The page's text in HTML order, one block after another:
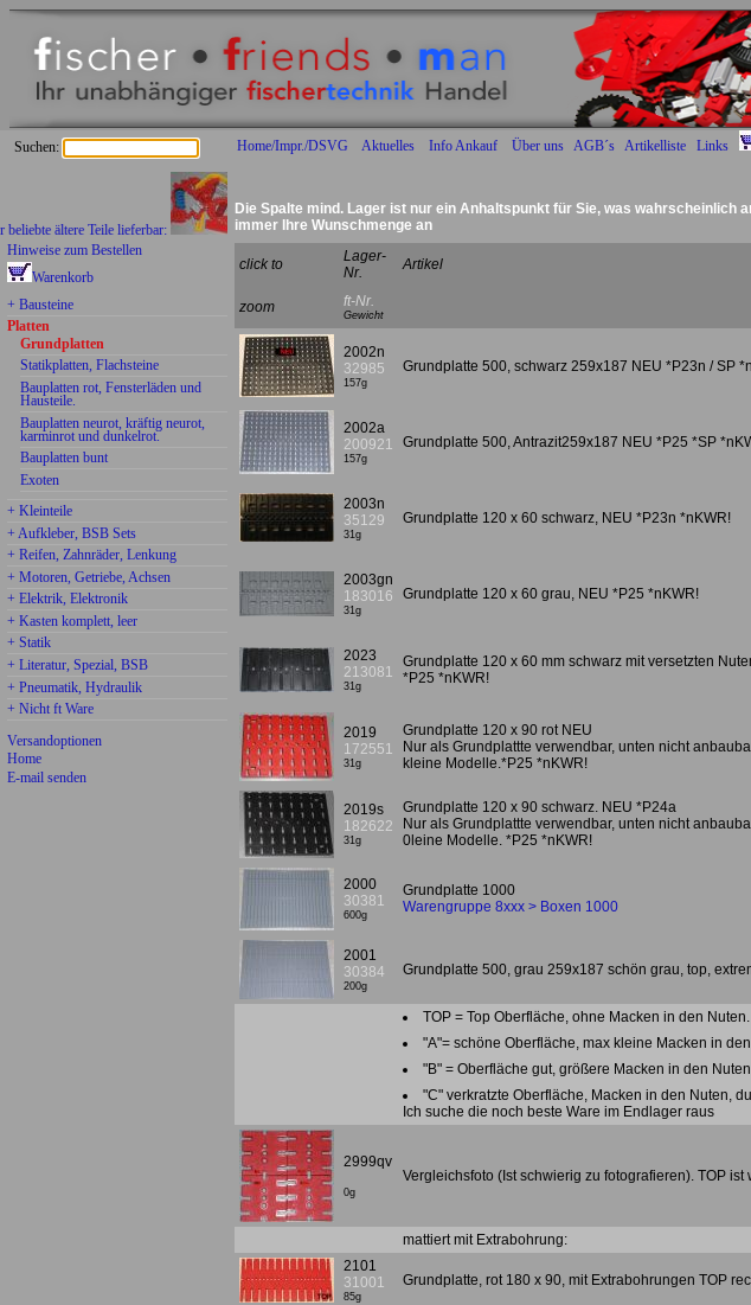
Home/Impr./DSVG Aktuelles Info Ankauf Über uns AGB´s Artikelliste Links
Suchen:
ältere Teile lieferbar:
Hinweise zum Bestellen
Warenkorb
+ Bausteine
Platten
Grundplatten
Statikplatten, Flachsteine
Bauplatten rot, Fensterläden und
Hausteile.
Bauplatten neurot, kräftig neurot,
karminrot und dunkelrot.
Bauplatten bunt
Exoten
+ Kleinteile
+ Aufkleber, BSB Sets
+ Reifen, Zahnräder, Lenkung
+ Motoren, Getriebe, Achsen
+ Elektrik, Elektronik
+ Kasten komplett, leer
+ Statik
+ Literatur, Spezial, BSB
+ Pneumatik, Hydraulik
+ Nicht ft Ware
Versandoptionen
Home
E-mail senden
Die Spalte mind. Lager ist nur ein Anhaltspunkt für Sie, was wahrscheinlich
immer Ihre Wunschmenge an
click to
Lager-
Nr.
Artikel
zoom ft-Nr.
Gewicht
2002n
32985
157g
Grundplatte 500, schwarz 259x187 NEU *P23n / SP
2002a
200921
157g
Grundplatte 500, Antrazit259x187 NEU *P25 *SP
2003n
35129
31g
Grundplatte 120 x 60 schwarz, NEU *P23n *nKWR!
2003gn
183016
31g
Grundplatte 120 x 60 grau, NEU *P25 *nKWR!
2023
213081
31g
Grundplatte 120 x 60 mm schwarz mit versetzten
*P25 *nKWR!
2019
172551
31g
Grundplatte 120 x 90 rot NEU
Nur als Grundplattte verwendbar, unten nicht
kleine Modelle.*P25 *nKWR!
2019s
182622
31g
Grundplatte 120 x 90 schwarz. NEU *P24a
Nur als Grundplattte verwendbar, unten nicht
0leine Modelle. *P25 *nKWR!
2000
30381
600g
Grundplatte 1000
Warengruppe 8xxx > Boxen 1000
2001
30384
200g
Grundplatte 500, grau 259x187 schön grau, top,
TOP = Top Oberfläche, ohne Macken in den
"A"= schöne Oberfläche, max kleine Macken in
"B" = Oberfläche gut, größere Macken in den
"C" verkratzte Oberfläche, Macken in den Nuten,
Ich suche die noch beste Ware im Endlager raus
2999qv
0g
Vergleichsfoto (Ist schwierig zu fotografieren). TOP
mattiert mit Extrabohrung:
2101
31001
85g
Grundplatte, rot 180 x 90, mit Extrabohrungen TOP